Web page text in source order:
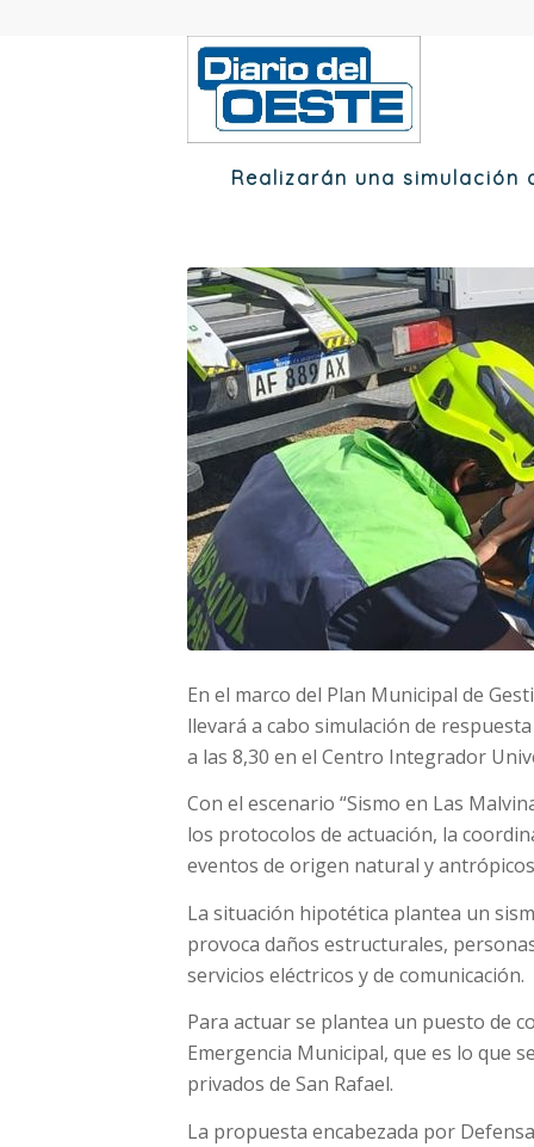
Realizarán una simulación
En el marco del Plan Municipal de
llevará a cabo simulación de
a las 8,30 en el Centro Integrador
Con el escenario “Sismo en Las
los protocolos de actuación, la
eventos de origen natural y
La situación hipotética plantea un
provoca daños estructurales,
servicios eléctricos y de comunicación.
Para actuar se plantea un puesto de
Emergencia Municipal, que es lo que
privados de San Rafael.
La propuesta encabezada por